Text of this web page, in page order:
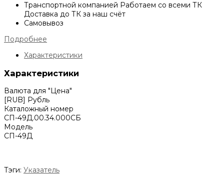
Транспортной компанией Работаем со всеми ТК
Доставка до ТК за наш счёт
Самовывоз
Подробнее
Характеристики
Характеристики
Валюта для "Цена"
[RUB] Рубль
Каталожный номер
СП-49Д.00.34.000СБ
Модель
СП-49Д
Тэги: Указатель